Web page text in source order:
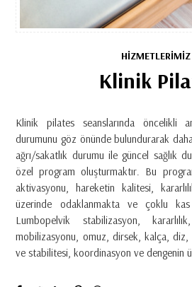
HİZMETLERİMİZ
Klinik
Klinik pilates seanslarında öncelikli
durumunu göz önünde bulundurarak
ağrı/sakatlık durumu ile güncel sağlık
özel program oluşturmaktır. Bu
aktivasyonu, hareketin kalitesi,
üzerinde odaklanmakta ve çoklu kas
Lumbopelvik stabilizasyon,
mobilizasyonu, omuz, dirsek, kalça,
ve stabilitesi, koordinasyon ve dengenin